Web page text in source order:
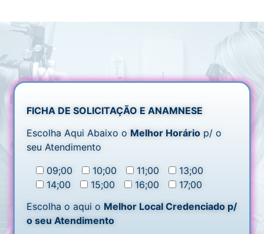
FICHA DE SOLICITAÇÃO E ANAMNESE
Escolha Aqui Abaixo o Melhor Horário p/ o
seu Atendimento
09;00 10;00 11;00
13;00
14;00
15;00 16;00
17;00
Escolha o aqui o Melhor Local Credenciado p/
o seu Atendimento